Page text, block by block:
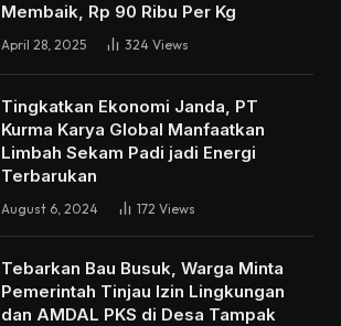
Membaik, Rp 90 Ribu Per Kg
April 28, 2025 324 Views
Tingkatkan Ekonomi Janda, PT
Kurma Karya Global Manfaatkan
Limbah Sekam Padi jadi Energi
Terbarukan
August 6, 2024 172 Views
Tebarkan Bau Busuk, Warga Minta
Pemerintah Tinjau Izin Lingkungan
dan AMDAL PKS di Desa Tampak